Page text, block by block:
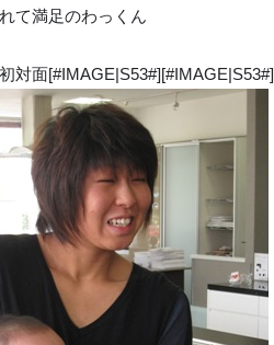
て満足のわっくん
対面[#IMAGE|S53#][#IMAGE|S53#]